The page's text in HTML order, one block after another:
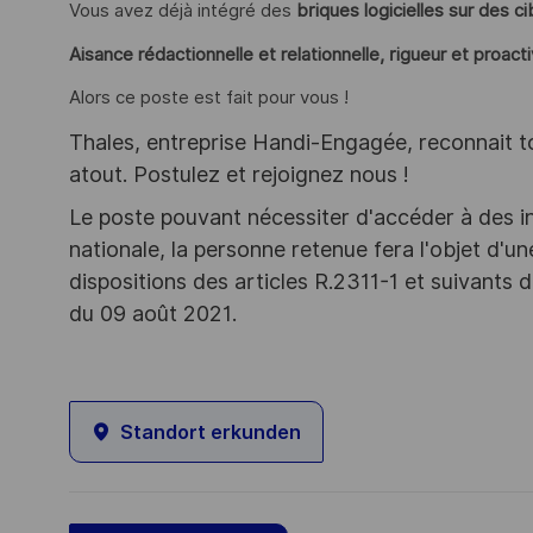
Vous avez déjà intégré des briques logicielles sur des
Aisance rédactionnelle et relationnelle, rigueur et
Alors ce poste est fait pour vous !
Thales, entreprise Handi-Engagée, reconnait
atout. Postulez et rejoignez nous !
Le poste pouvant nécessiter d'accéder à des
nationale, la personne retenue fera l'objet
dispositions des articles R.2311-1 et suivants
du 09 août 2021.
Standort erkunden